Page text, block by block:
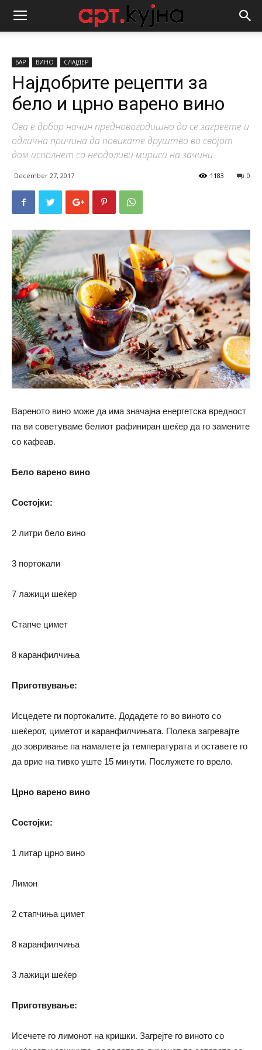
БАР ВИНО СЛАЈДЕР
Најдобрите рецепти за
бело и црно варено вино
Ова е добар начин предновогодишно да се загреете и
одлична причина да повикате друштво во својот
дом исполнет со неодоливи мириси на зачини.
December 27, 2017 0
1183
Вареното вино може да има значајна енергетска вредност
па ви советуваме белиот рафиниран шеќер да го замените
со кафеав.
Бело варено вино
Состојки:
2 литри бело вино
3 портокали
7 лажици шеќер
Стапче цимет
8 каранфилчиња
Приготвување:
Исцедете ги портокалите. Додадете го во виното со
шеќерот, циметот и каранфилчињата. Полека загревајте
до зовривање па намалете ја температурата и оставете го
да врие на тивко уште 15 минути. Послужете го врело.
Црно варено вино
Состојки:
1 литар црно вино
Лимон
2 стапчиња цимет
8 каранфилчиња
3 лажици шеќер
Приготвување:
Исечете го лимонот на кришки. Загрејте го виното со